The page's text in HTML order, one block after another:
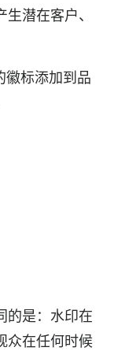
生潜在客户、
徽标添加到品
的是：水印在
众在任何时候